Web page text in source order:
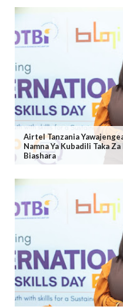
Airtel Tanzania
Namna Ya Kubadili Taka
Biashara